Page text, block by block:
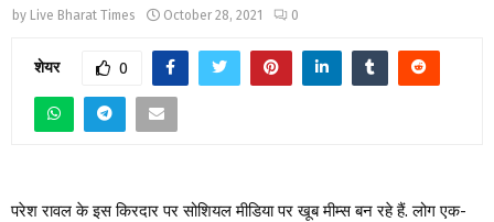
by Live Bharat Times October 28, 2021 0
शेयर 0
परेश रावल के इस किरदार पर सोशियल मीडिया पर खूब मीम्स बन रहे हैं. लोग एक-